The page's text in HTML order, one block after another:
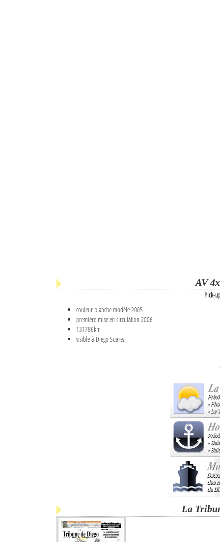
AV
Pick-
couleur blanche modèle 2005
première mise en circulation 2006
131786km
visible à Diego Suarez
La